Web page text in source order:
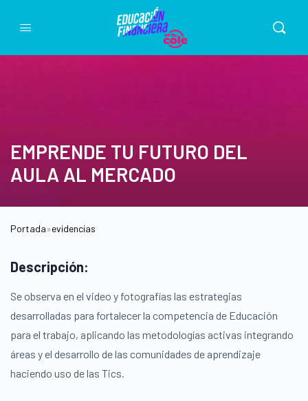
EMPRENDE TU FUTURO DEL
AULA AL MERCADO
Portada»evidencias
Descripción:
Se observa en el video y fotografías las estrategias
desarrolladas para fortalecer la competencia de Educación
para el trabajo, aplicando las metodologías activas integrando
áreas y el desarrollo de las comunidades de aprendizaje
haciendo uso de las Tics.